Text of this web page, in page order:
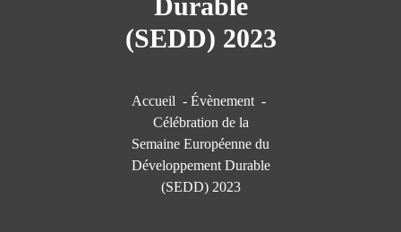
(SEDD) 2023
Accueil - Évènement -
Célébration de la
Semaine Européenne du
Développement Durable
(SEDD) 2023